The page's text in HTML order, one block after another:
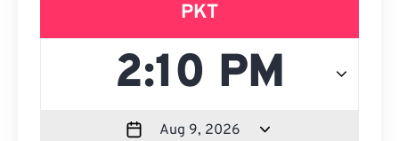
PKT